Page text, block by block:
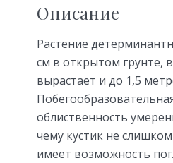
Описание
Растение
см в открытом грунте,
вырастает и до 1,5
облиственность
чему кустик не
имеет возможность